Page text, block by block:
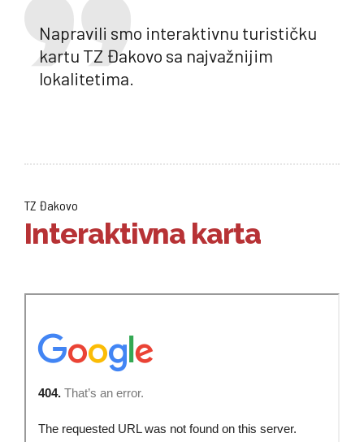
Napravili smo interaktivnu turističku
kartu TZ Đakovo sa najvažnijim
lokalitetima.
TZ Đakovo
Interaktivna karta